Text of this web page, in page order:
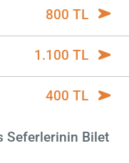
800 TL
1.100 TL
400 TL
Seferlerinin Bilet